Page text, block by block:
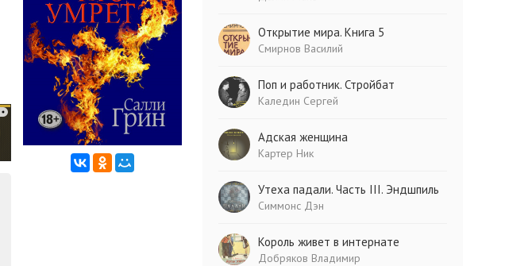
17:04
13:17
06:58
14:21
Открытие мира. Книга 5
Смирнов Василий
Поп и работник. Стройбат
Каледин Сергей
Адская женщина
Картер Ник
Утеха падали. Часть III. Эндшпиль
Симмонс Дэн
Король живет в интернате
Добряков Владимир